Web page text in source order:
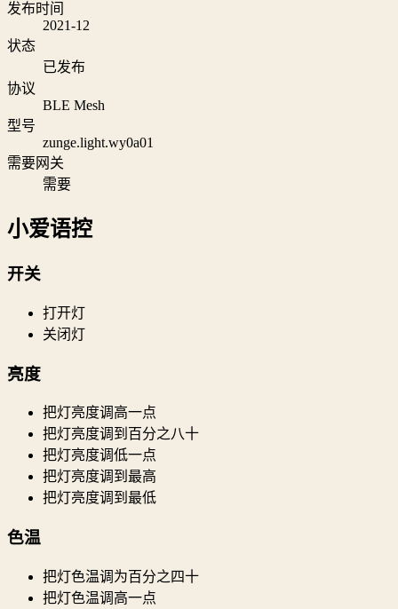
发布时间
2021-12
状态
已发布
协议
BLE Mesh
型号
zunge.light.wy0a01
需要网关
需要
小爱语控
开关
打开灯
关闭灯
亮度
把灯亮度调高一点
把灯亮度调到百分之八十
把灯亮度调低一点
把灯亮度调到最高
把灯亮度调到最低
色温
把灯色温调为百分之四十
把灯色温调高一点